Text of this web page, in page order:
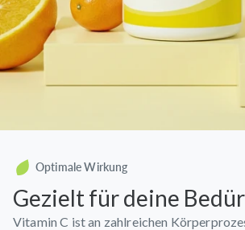
Optimale Wirkung
Gezielt für deine
Vitamin C ist an zahlreichen